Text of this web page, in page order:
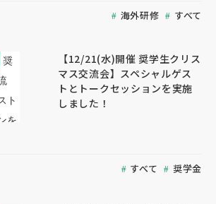
海外研修 すべて
【12/21(水)開催 奨学生クリス
マス交流会】スペシャルゲス
トとトークセッションを実施
しました！
すべて 奨学金